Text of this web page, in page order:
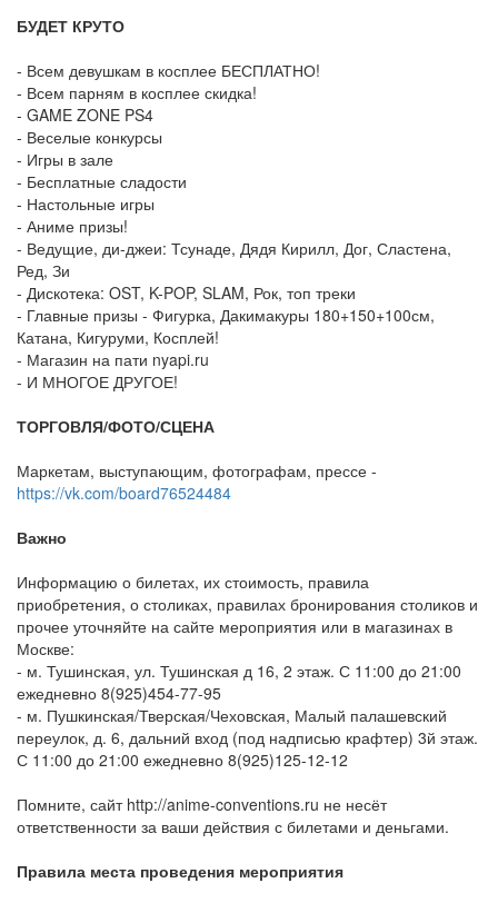
БУДЕТ КРУТО
- Всем девушкам в косплее БЕСПЛАТНО!
- Всем парням в косплее скидка!
- GAME ZONE PS4
- Веселые конкурсы
- Игры в зале
- Бесплатные сладости
- Настольные игры
- Аниме призы!
- Ведущие, ди-джеи: Тсунаде, Дядя Кирилл, Дог, Сластена,
Ред, Зи
- Дискотека: OST, K-POP, SLAM, Рок, топ треки
- Главные призы - Фигурка, Дакимакуры 180+150+100см,
Катана, Кигуруми, Косплей!
- Магазин на пати nyapi.ru
- И МНОГОЕ ДРУГОЕ!
ТОРГОВЛЯ/ФОТО/СЦЕНА
Маркетам, выступающим, фотографам, прессе -
https://vk.com/board76524484
Важно
Информацию о билетах, их стоимость, правила
приобретения, о столиках, правилах бронирования столиков и
прочее уточняйте на сайте мероприятия или в магазинах в
Москве:
- м. Тушинская, ул. Тушинская д 16, 2 этаж. С 11:00 до 21:00
ежедневно 8(925)454-77-95
- м. Пушкинская/Тверская/Чеховская, Малый палашевский
переулок, д. 6, дальний вход (под надписью крафтер) 3й этаж.
С 11:00 до 21:00 ежедневно 8(925)125-12-12
Помните, сайт http://anime-conventions.ru не несёт
ответственности за ваши действия с билетами и деньгами.
Правила места проведения мероприятия